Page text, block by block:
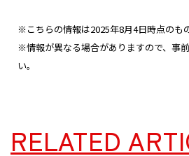
※こちらの情報は2025年8月4日時点のもの
※情報が異なる場合がありますので、事
い。
RELATED